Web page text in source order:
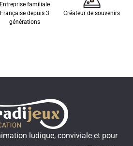
Entreprise familiale
Française depuis 3
générations
Créateur de souvenirs
ludique, conviviale et pour